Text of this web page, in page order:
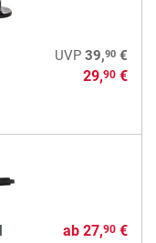
UVP 39,90€
29,90€
ab 27,90€